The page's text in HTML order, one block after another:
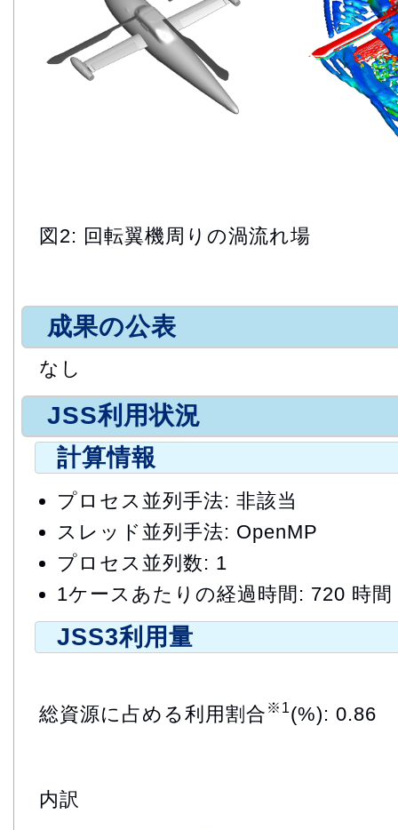
図2: 回転翼機周りの渦流れ場
成果の公表
なし
JSS利用状況
計算情報
プロセス並列手法: 非該当
スレッド並列手法: OpenMP
プロセス並列数: 1
1ケースあたりの経過時間: 720 時間
JSS3利用量
総資源に占める利用割合 ※1 (%): 0.86
内訳